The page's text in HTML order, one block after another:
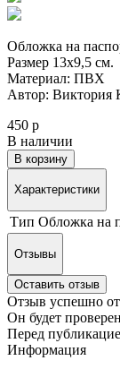
Обложка на
Размер 13х9,5 см.
Материал: ПВХ
Автор: Виктория
450 р
В наличии
В корзину
Характеристики
Тип Обложка на
Отзывы
Оставить отзыв
Отзыв успешно
Он будет
Перед
Информация